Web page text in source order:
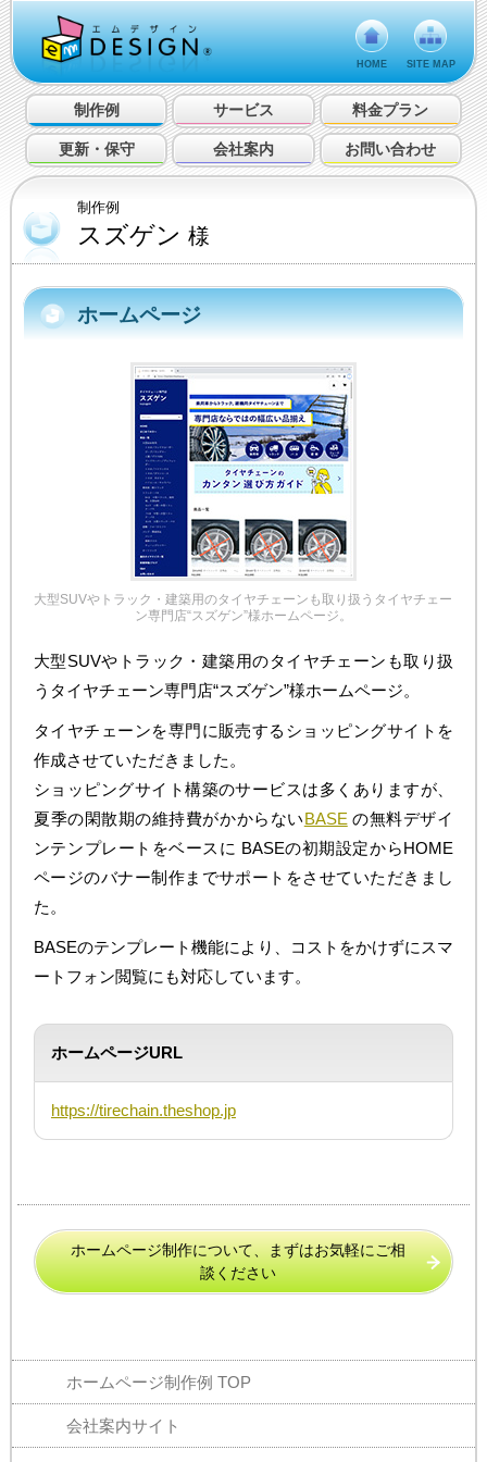
HOME SITE MAP
制作例 サービス 料金プラン
更新・保守 会社案内 お問い合わせ
制作例
スズゲン 様
ホームページ
大型SUVやトラック・建築用のタイヤチェーンも取り扱うタイヤチェー
ン専門店“スズゲン”様ホームページ。
大型SUVやトラック・建築用のタイヤチェーンも取り扱
うタイヤチェーン専門店“スズゲン”様ホームページ。
タイヤチェーンを専門に販売するショッピングサイトを
作成させていただきました。
ショッピングサイト構築のサービスは多くありますが、
夏季の閑散期の維持費がかからないBASE の無料デザイ
ンテンプレートをベースに BASEの初期設定からHOME
ページのバナー制作までサポートをさせていただきまし
た。
BASEのテンプレート機能により、コストをかけずにスマ
ートフォン閲覧にも対応しています。
ホームページURL
https://tirechain.theshop.jp
ホームページ制作について、まずはお気軽にご相
談ください
ホームページ制作例 TOP
会社案内サイト